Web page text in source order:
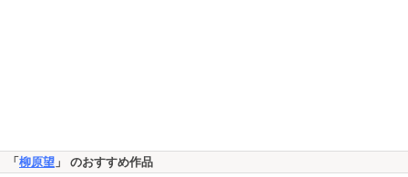
「柳原望 」 のおすすめ作品